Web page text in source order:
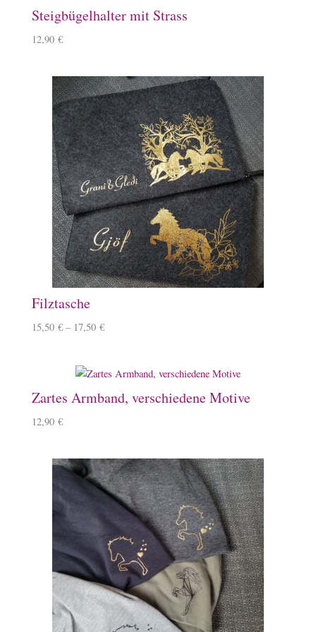
Steigbügelhalter mit Strass
12,90 €
Filztasche
15,50 € – 17,50 €
Zartes Armband, verschiedene Motive
12,90 €